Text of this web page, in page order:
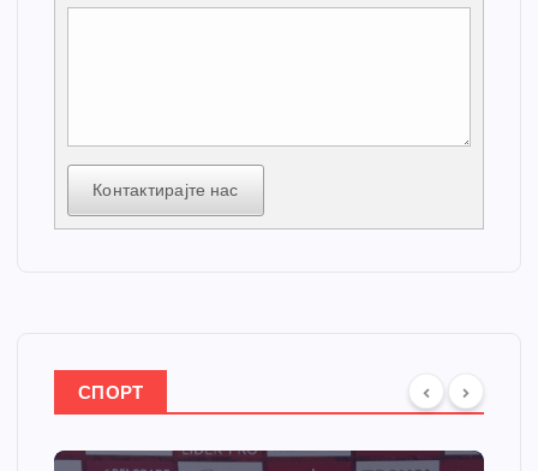
Контактирајте нас
СПОРТ